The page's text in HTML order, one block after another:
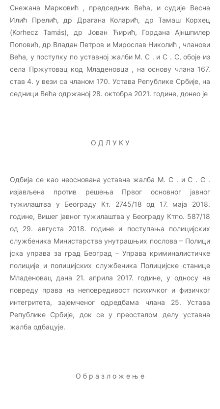
Снежана Марковић , председник Већа, и судије Весна
Илић Прелић, др Драгана Коларић, др Тамаш Корхец
(Korhecz Tamás), др Јован Ћирић, Гордана Ајншпилер
Поповић, др Владан Петров и Мирослав Николић , чланови
Већа, у поступку по уставној жалби М. С . и С . С, обоје из
села Пржутовац код Младеновца , на основу члана 167.
став 4. у вези са чланом 170. Устава Републике Србије, на
седници Већа одржаној 28. октобра 2021. године, донео је
О Д Л У К У
Одбија се као неоснована уставна жалба М. С . и С . С .
изјављена против решења Првог основног јавног
тужилаштва у Београду Кт. 2745/18 од 17. маја 2018.
године, Вишег јавног тужилаштва у Београду Ктпо. 587/18
од 29. августа 2018. године и поступања полицијских
службеника Министарства унутрашњих послова – Полици
јска управа за град Београд – Управа криминалистичке
полиције и полицијских службеника Полицијске станице
Младеновац дана 21. априла 2017. године, у односу на
повреду права на неповредивост психичког и физичког
интегритета, зајемченог одредбама члана 25. Устава
Републике Србије, док се у преосталом делу уставна
жалба одбацује.
О б р а з л о ж е њ е